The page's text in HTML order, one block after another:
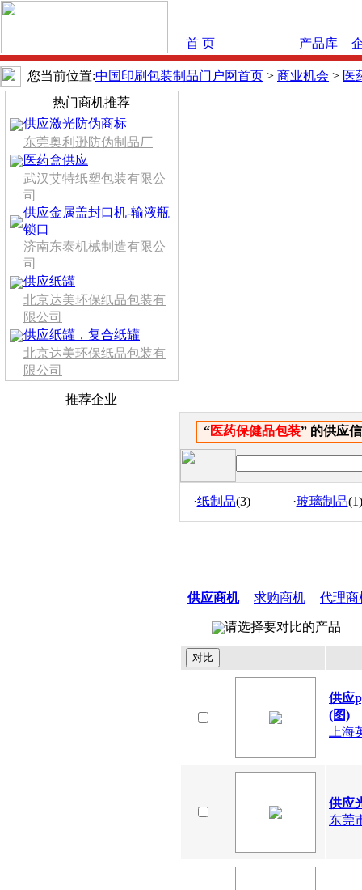
首 页 产品库
您当前位置:中国印刷包装制品门户网首页 > 商业机会 > 医
热门商机推荐
供应激光防伪商标
东莞奥利逊防伪制品厂
医药盒供应
武汉艾特纸塑包装有限公
司
供应金属盖封口机-输液瓶
锁口
济南东泰机械制造有限公
司
供应纸罐
北京达美环保纸品包装有
限公司
供应纸罐，复合纸罐
北京达美环保纸品包装有
限公司
推荐企业
“医药保健品包装” 的供应
·纸制品(3) ·玻璃制品(1)
供应商机 求购商机 代理商
请选择要对比的产品
供应
(图)
上
供应
东莞